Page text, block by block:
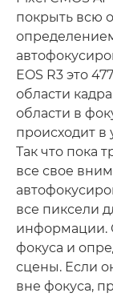
покрыть всю
EOS R3 это
области
области в
происходит в
Так что пока
все свое
все пиксели
информации.
фокуса и
сцены. Если
вне фокуса,